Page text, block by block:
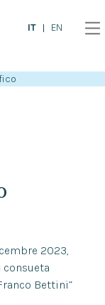
IT EN
2023,
Bettini”